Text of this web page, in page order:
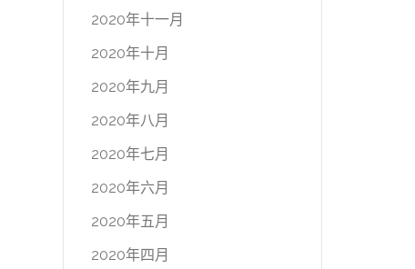
2020年十一月
2020年十月
2020年九月
2020年八月
2020年七月
2020年六月
2020年五月
2020年四月